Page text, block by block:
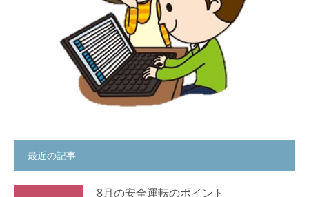
最近の記事
8月の安全運転のポイント